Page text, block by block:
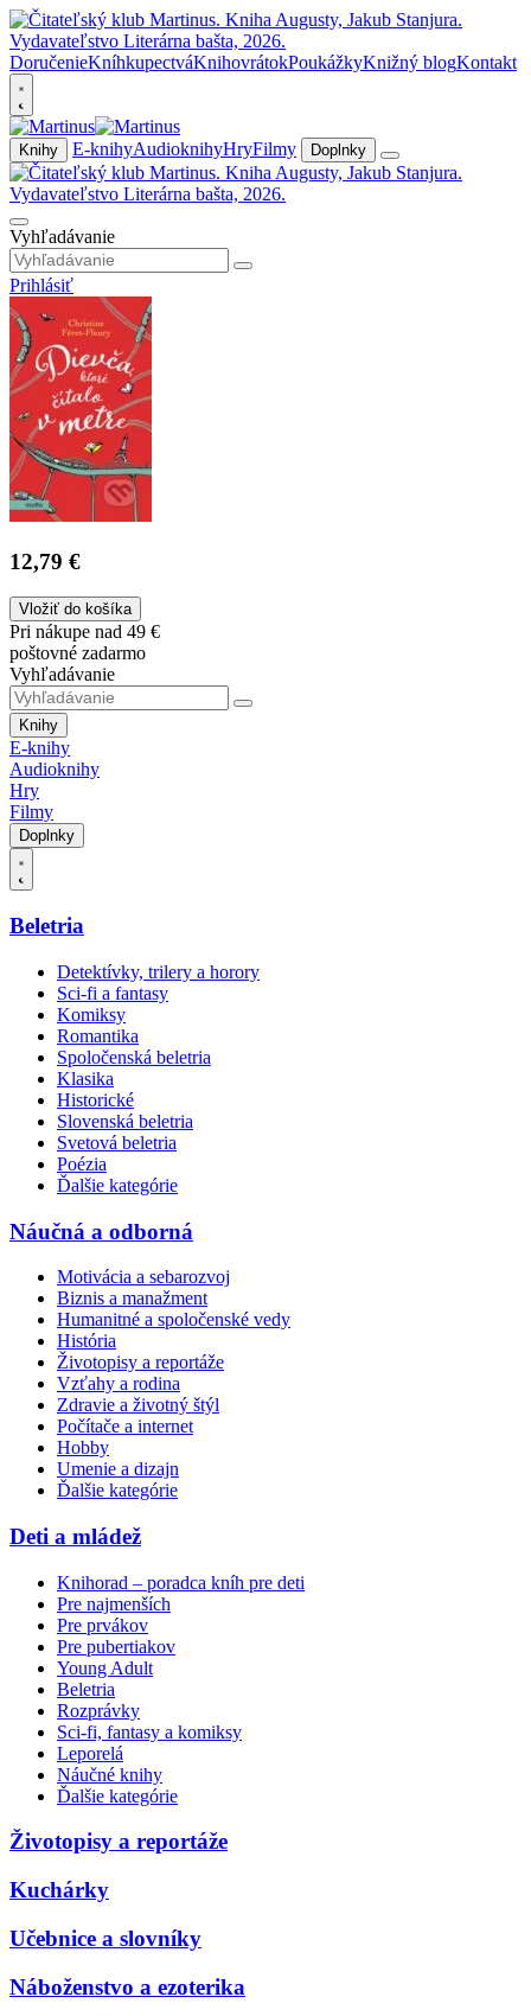
DoručenieKníhkupectváKnihovrátokPoukážkyKnižný blogKontakt
Knihy E-knihyAudioknihyHryFilmy Doplnky
Vyhľadávanie
Prihlásiť
12,79 €
Vložiť do košíka
Pri nákupe nad 49 €
poštovné zadarmo
Vyhľadávanie
Knihy
E-knihy
Audioknihy
Hry
Filmy
Doplnky
Beletria
Detektívky, trilery a horory
Sci-fi a fantasy
Komiksy
Romantika
Spoločenská beletria
Klasika
Historické
Slovenská beletria
Svetová beletria
Poézia
Ďalšie kategórie
Náučná a odborná
Motivácia a sebarozvoj
Biznis a manažment
Humanitné a spoločenské vedy
História
Životopisy a reportáže
Vzťahy a rodina
Zdravie a životný štýl
Počítače a internet
Hobby
Umenie a dizajn
Ďalšie kategórie
Deti a mládež
Knihorad – poradca kníh pre deti
Pre najmenších
Pre prvákov
Pre pubertiakov
Young Adult
Beletria
Rozprávky
Sci-fi, fantasy a komiksy
Leporelá
Náučné knihy
Ďalšie kategórie
Životopisy a reportáže
Kuchárky
Učebnice a slovníky
Náboženstvo a ezoterika